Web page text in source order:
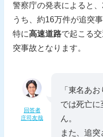
警察庁の発表によると
うち、約16万件が追突
特に高速道路で起こる
突事故となります。
回答者
庄司友哉
「東名あ
では死亡に
ん。
また、追